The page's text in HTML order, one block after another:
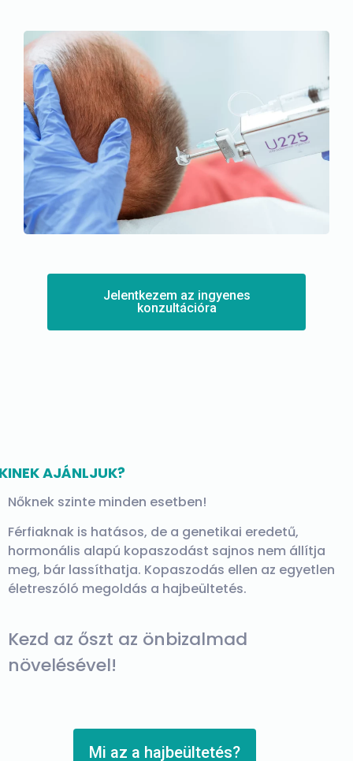
Jelentkezem az ingyenes
konzultációra
AJÁNLJUK?
Nőknek szinte minden esetben!
Férfiaknak is hatásos, de a genetikai eredetű,
hormonális alapú kopaszodást sajnos nem állítja
meg, bár lassíthatja. Kopaszodás ellen az egyetlen
életreszóló megoldás a hajbeültetés.
Kezd az őszt az önbizalmad
növelésével!
Mi az a hajbeültetés?